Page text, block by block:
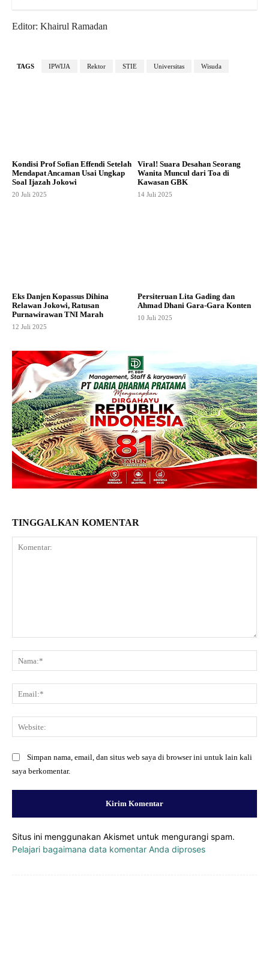
Editor: Khairul Ramadan
TAGS IPWIJA Rektor STIE Universitas Wisuda
Kondisi Prof Sofian Effendi Setelah
Mendapat Ancaman Usai Ungkap
Soal Ijazah Jokowi
20 Juli 2025
Viral! Suara Desahan Seorang
Wanita Muncul dari Toa di
Kawasan GBK
14 Juli 2025
Eks Danjen Kopassus Dihina
Relawan Jokowi, Ratusan
Purnawirawan TNI Marah
12 Juli 2025
Persiteruan Lita Gading dan
Ahmad Dhani Gara-Gara Konten
10 Juli 2025
TINGGALKAN KOMENTAR
Simpan nama, email, dan situs web saya di browser ini untuk lain kali
saya berkomentar.
Situs ini menggunakan Akismet untuk mengurangi spam.
Pelajari bagaimana data komentar Anda diproses